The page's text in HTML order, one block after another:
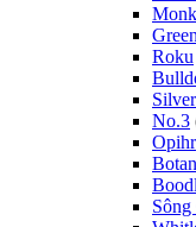
Roku
No.3
Opihr
Sông